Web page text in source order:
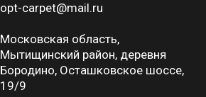
opt-carpet@mail.ru
Московская область,
Мытищинский район, деревня
Бородино, Осташковское шоссе,
19/9